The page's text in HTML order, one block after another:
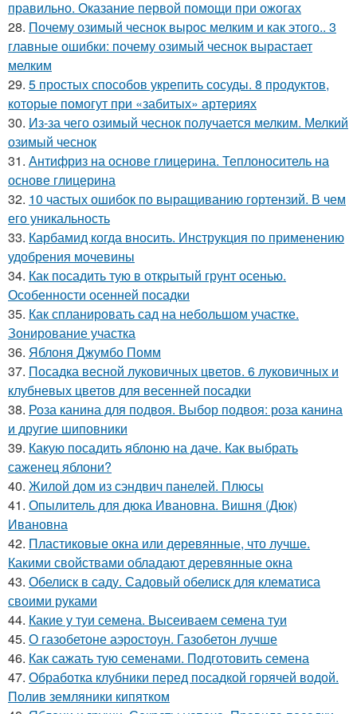
правильно. Оказание первой помощи при ожогах
28. Почему озимый чеснок вырос мелким и как этого.. 3
главные ошибки: почему озимый чеснок вырастает
мелким
29. 5 простых способов укрепить сосуды. 8 продуктов,
которые помогут при «забитых» артериях
30. Из-за чего озимый чеснок получается мелким. Мелкий
озимый чеснок
31. Антифриз на основе глицерина. Теплоноситель на
основе глицерина
32. 10 частых ошибок по выращиванию гортензий. В чем
его уникальность
33. Карбамид когда вносить. Инструкция по применению
удобрения мочевины
34. Как посадить тую в открытый грунт осенью.
Особенности осенней посадки
35. Как спланировать сад на небольшом участке.
Зонирование участка
36. Яблоня Джумбо Помм
37. Посадка весной луковичных цветов. 6 луковичных и
клубневых цветов для весенней посадки
38. Роза канина для подвоя. Выбор подвоя: роза канина
и другие шиповники
39. Какую посадить яблоню на даче. Как выбрать
саженец яблони?
40. Жилой дом из сэндвич панелей. Плюсы
41. Опылитель для дюка Ивановна. Вишня (Дюк)
Ивановна
42. Пластиковые окна или деревянные, что лучше.
Какими свойствами обладают деревянные окна
43. Обелиск в саду. Садовый обелиск для клематиса
своими руками
44. Какие у туи семена. Высеиваем семена туи
45. О газобетоне аэростоун. Газобетон лучше
46. Как сажать тую семенами. Подготовить семена
47. Обработка клубники перед посадкой горячей водой.
Полив земляники кипятком